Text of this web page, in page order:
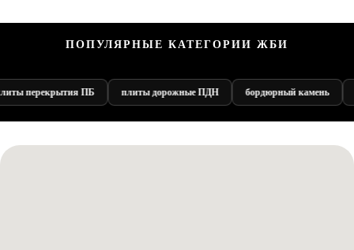
ПОПУЛЯРНЫЕ КАТЕГОРИИ ЖБИ
перекрытия ПБ плиты дорожные ПДН бордюрный камень